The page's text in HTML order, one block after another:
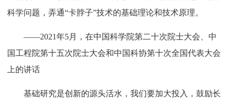
科学问题，弄通“卡脖子”技术的基础理论和技术原理。
——2021年5月，在中国科学院第二十次院士大会、中
国工程院第十五次院士大会和中国科协第十次全国代表大会
上的讲话
基础研究是创新的源头活水，我们要加大投入，鼓励长